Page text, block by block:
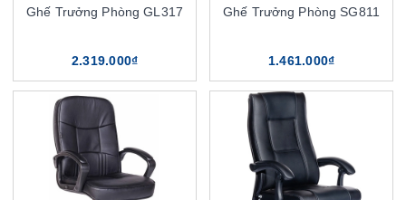
Ghế Trưởng Phòng GL317
2.319.000₫
Ghế Trưởng Phòng SG811
1.461.000₫